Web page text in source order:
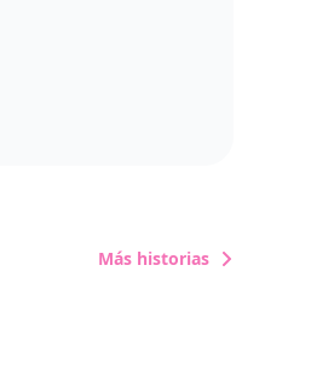
Más historias